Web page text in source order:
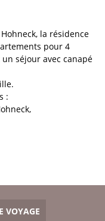
la résidence
pour 4
séjour avec canapé
:
VOYAGE